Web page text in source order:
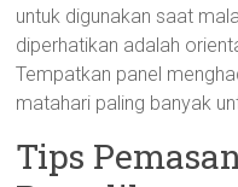
untuk digunakan saat
diperhatikan adalah
Tempatkan panel
matahari paling banyak
Tips